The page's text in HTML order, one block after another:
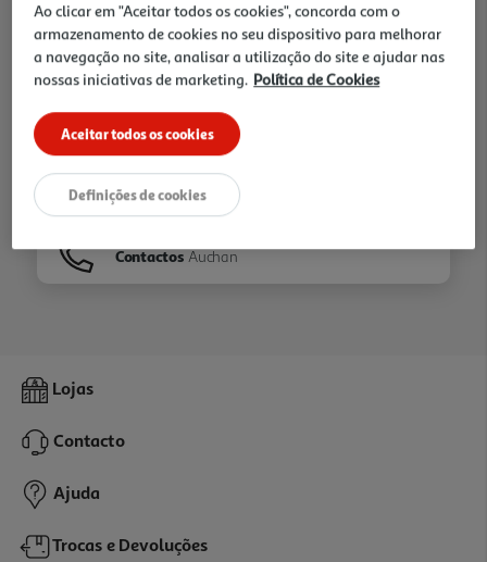
Ir para Homepage
Folhetos
Contactos Auchan
Lojas
Contacto
Ajuda
Trocas e Devoluções
Ao clicar em "Aceitar todos os cookies", concorda com o
armazenamento de cookies no seu dispositivo para melhorar
a navegação no site, analisar a utilização do site e ajudar nas
nossas iniciativas de marketing. Política de Cookies
Aceitar todos os cookies
Definições de cookies